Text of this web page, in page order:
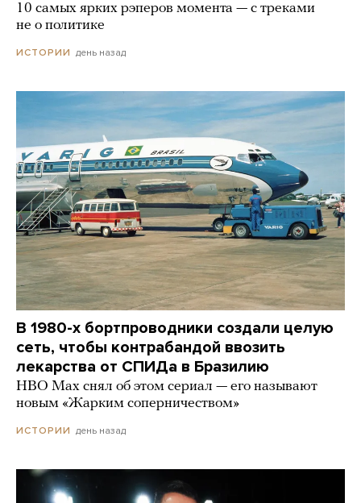
10 самых ярких рэперов момента — с треками
не о политике
ИСТОРИИ день назад
В 1980-х бортпроводники создали целую
сеть, чтобы контрабандой ввозить
лекарства от СПИДа в Бразилию
HBO Max снял об этом сериал — его называют
новым «Жарким соперничеством»
ИСТОРИИ день назад